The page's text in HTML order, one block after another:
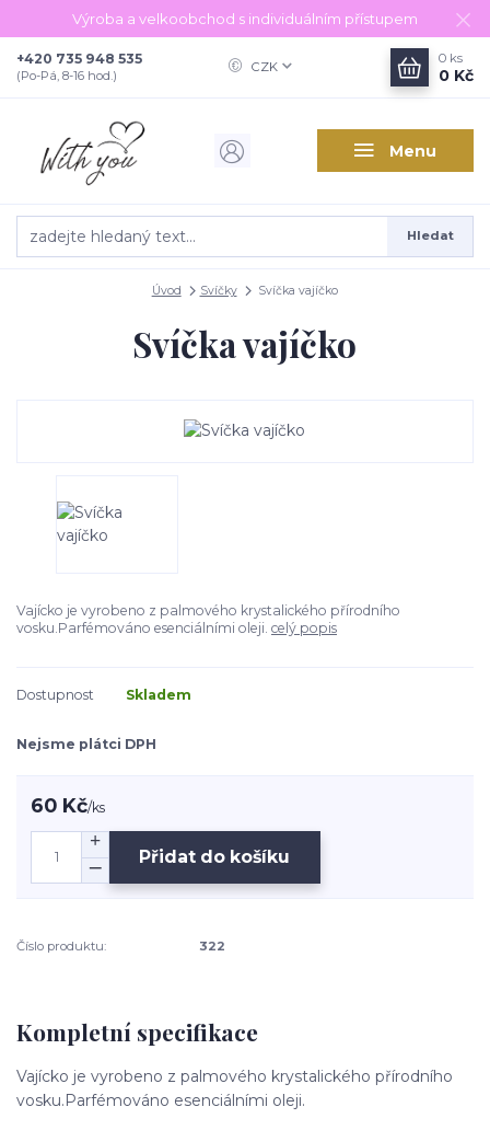
Výroba a velkoobchod s individuálním přístupem
Menu
CZK
Hledat
+420 735 948 535
(Po-Pá, 8-16 hod.)
0 ks
0 Kč
Úvod Svíčky Svíčka vajíčko
Svíčka vajíčko
Vajícko je vyrobeno z palmového krystalického přírodního
vosku.Parfémováno esenciálními oleji. celý popis
Dostupnost Skladem
Nejsme plátci DPH
60 Kč/ks
Přidat do košíku
Číslo produktu: 322
Kompletní specifikace
Vajícko je vyrobeno z palmového krystalického přírodního
vosku.Parfémováno esenciálními oleji.